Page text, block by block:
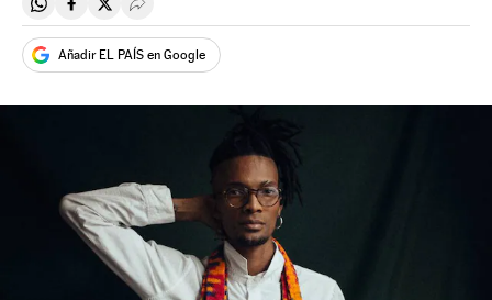
Compartir en Whatsapp
Compartir en Facebook
Compartir en Twitter
Desplegar Redes Sociales
Añadir EL PAÍS en Google